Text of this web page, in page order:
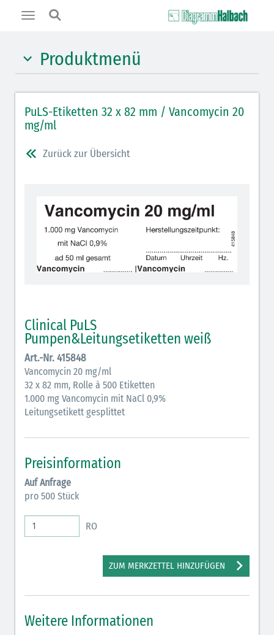
Toggle
Produktmenü
Benzodiazepine (orange)
Muskelrelaxantien (weiß-rot): DIVI 2012
Muskelrelaxans Antagonisten (rot schraffiert): DIVI
Lokalanästhetika (grau)
Vasopressoren (hellviolett)
Antihypertonika/Vasodilatantien (hellviolett
Antiemetika (salmon)
Verschiedene Medikamente (weiß)
Antikoagulantien (hellgrau/weiß mit schwarzem
Rahmen)
Rahmen)
Elektrolyte (grün-pink)
Elektrolyte Kalium (grün-blau)
Elektrolyte NaCl (grün)
Inodilatatoren (rot-grün)
Antiarrhythmika (rot-blau)
Bronchodilatatoren (blau-braun)
PuLS-Etiketten 32 x 82 mm / Vancomycin 20
mg/ml
Zurück zur Übersicht
Clinical PuLS
Pumpen&Leitungsetiketten weiß
Art.-Nr. 415848
Vancomycin 20 mg/ml
32 x 82 mm, Rolle à 500 Etiketten
1.000 mg Vancomycin mit NaCl 0,9%
Leitungsetikett gesplittet
Preisinformation
Auf Anfrage
pro 500 Stück
RO
ZUM MERKZETTEL HINZUFÜGEN
Weitere Informationen